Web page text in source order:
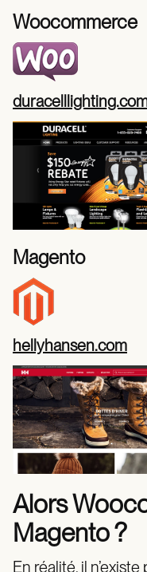
Woocommerce
Magento
hellyhansen.com
Alors
Magento ?
En réalité, il